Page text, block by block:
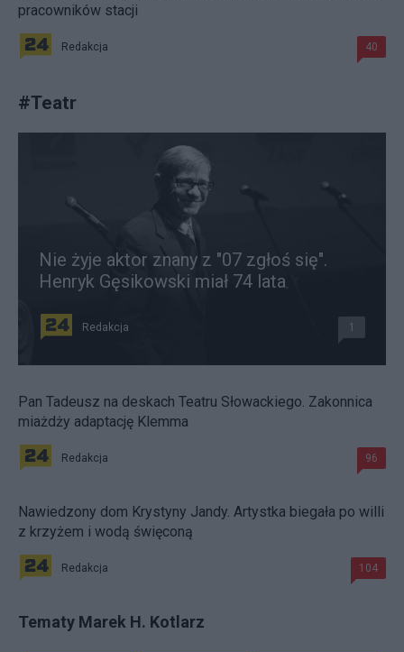
pracowników stacji
Redakcja 40
#Teatr
Nie żyje aktor znany z "07 zgłoś się".
Henryk Gęsikowski miał 74 lata
Redakcja 1
Pan Tadeusz na deskach Teatru Słowackiego. Zakonnica
miażdży adaptację Klemma
Redakcja 96
Nawiedzony dom Krystyny Jandy. Artystka biegała po willi
z krzyżem i wodą święconą
Redakcja 104
Tematy Marek H. Kotlarz